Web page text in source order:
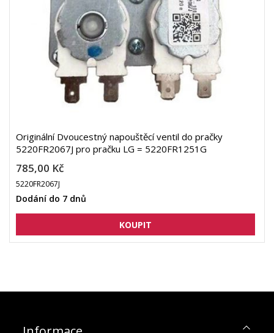
Originální Dvoucestný napouštěcí ventil do pračky
5220FR2067J pro pračku LG = 5220FR1251G
785,00 Kč
5220FR2067J
Dodání do 7 dnů